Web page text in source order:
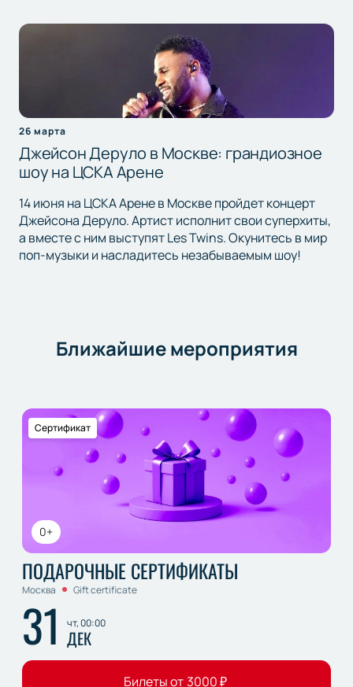
26 марта
Джейсон Деруло в Москве: грандиозное
шоу на ЦСКА Арене
14 июня на ЦСКА Арене в Москве пройдет концерт
Джейсона Деруло. Артист исполнит свои суперхиты,
а вместе с ним выступят Les Twins. Окунитесь в мир
поп-музыки и насладитесь незабываемым шоу!
Ближайшие мероприятия
0+
Сертификат
ПОДАРОЧНЫЕ СЕРТИФИКАТЫ
Москва Gift certificate
31 чт, 00:00
ДЕК
Билеты от 3000₽